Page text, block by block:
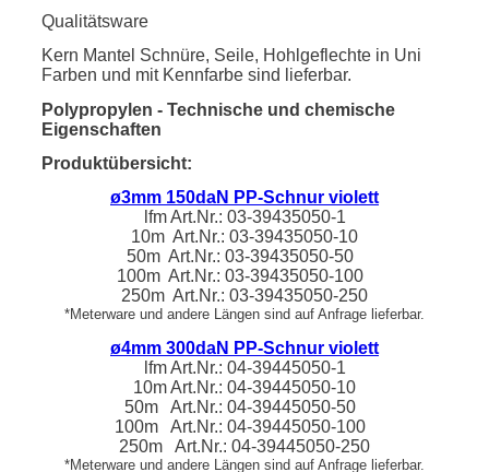
Qualitätsware
Kern Mantel Schnüre, Seile, Hohlgeflechte in Uni
Farben und mit Kennfarbe sind lieferbar.
Polypropylen - Technische und chemische
Eigenschaften
Produktübersicht:
ø3mm 150daN PP-Schnur violett
lfmArt.Nr.: 03-39435050-1
10m Art.Nr.: 03-39435050-10
50m Art.Nr.: 03-39435050-50
100m Art.Nr.: 03-39435050-100
250m Art.Nr.: 03-39435050-250
*Meterware und andere Längen sind auf Anfrage lieferbar.
ø4mm 300daN PP-Schnur violett
lfmArt.Nr.: 04-39445050-1
10mArt.Nr.: 04-39445050-10
50m Art.Nr.: 04-39445050-50
100m Art.Nr.: 04-39445050-100
250m Art.Nr.: 04-39445050-250
*Meterware und andere Längen sind auf Anfrage lieferbar.